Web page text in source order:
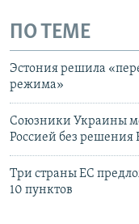
ПО ТЕМЕ
Эстония решила
режима»
Союзники Украины
Россией без решения
Три страны ЕС
10 пунктов